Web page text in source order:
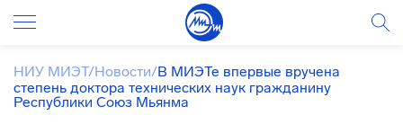
НИУ МИЭТ/Новости/В МИЭТе впервые вручена
степень доктора технических наук гражданину
Республики Союз Мьянма